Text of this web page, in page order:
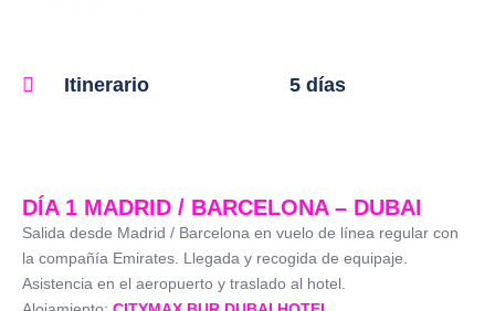
Itinerario 5 días
DÍA 1 MADRID / BARCELONA – DUBAI
Salida desde Madrid / Barcelona en vuelo de línea regular con
la compañía Emirates. Llegada y recogida de equipaje.
Asistencia en el aeropuerto y traslado al hotel.